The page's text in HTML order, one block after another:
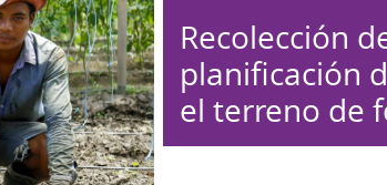
Recolección
planificación
el terreno de